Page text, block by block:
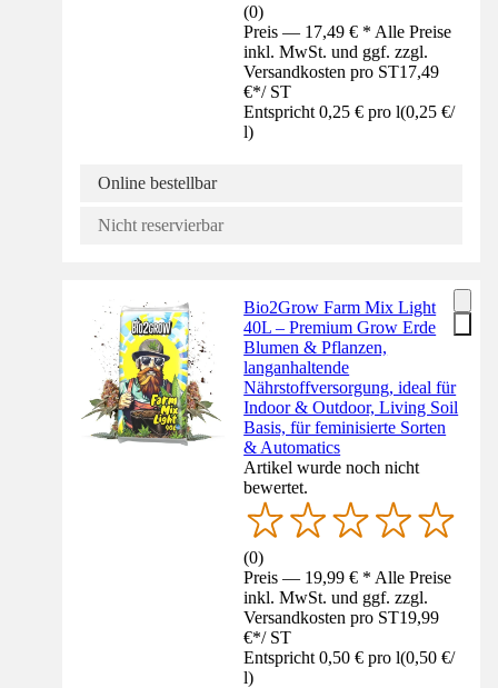
(0)
Preis — 17,49 € * Alle Preise
inkl. MwSt. und ggf. zzgl.
Versandkosten pro ST17,49
€*/ ST
Entspricht 0,25 € pro l(0,25 €/
l)
Online bestellbar
Nicht reservierbar
Bio2Grow Farm Mix Light
40L – Premium Grow Erde
Blumen & Pflanzen,
langanhaltende
Nährstoffversorgung, ideal für
Indoor & Outdoor, Living Soil
Basis, für feminisierte Sorten
& Automatics
Artikel wurde noch nicht
bewertet.
(0)
Preis — 19,99 € * Alle Preise
inkl. MwSt. und ggf. zzgl.
Versandkosten pro ST19,99
€*/ ST
Entspricht 0,50 € pro l(0,50 €/
l)